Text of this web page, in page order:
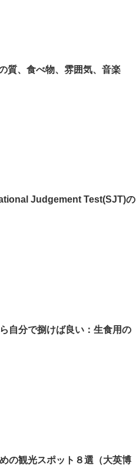
質、食べ物、雰囲気、音楽
Judgement Test(SJT)の
自分で捌けば良い：生食用の
の観光スポット８選（大英博